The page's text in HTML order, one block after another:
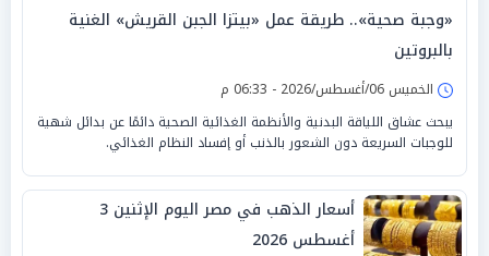
«وجبة صحية».. طريقة عمل «بيتزا الجبن القريش» الغنية
بالبروتين
الخميس 06/أغسطس/2026 - 06:33 م
يبحث عشاق اللياقة البدنية والأنظمة الغذائية الصحية دائمًا عن بدائل شهية
للوجبات السريعة دون الشعور بالذنب أو إفساد النظام الغذائي.
أسعار الذهب في مصر اليوم الإثنين 3
أغسطس 2026